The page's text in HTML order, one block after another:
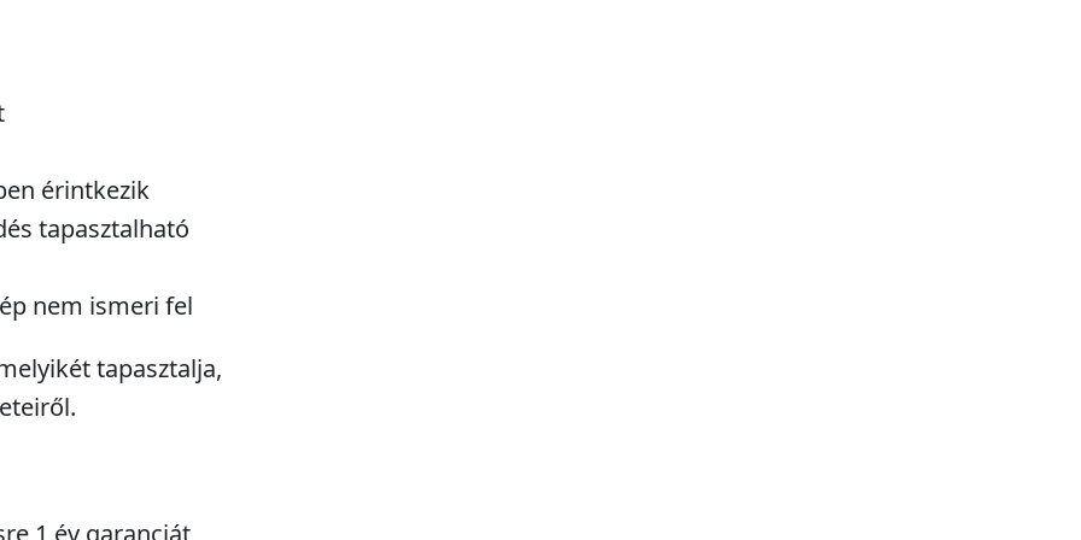
érintkezik
tapasztalható
nem ismeri fel
tapasztalja,
1 év garanciát